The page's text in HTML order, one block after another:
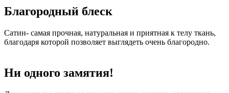
Благородный блеск
Сатин- самая прочная, натуральная и приятная к телу ткань,
благодаря которой позволяет выглядеть очень благородно.
Ни одного замятия!